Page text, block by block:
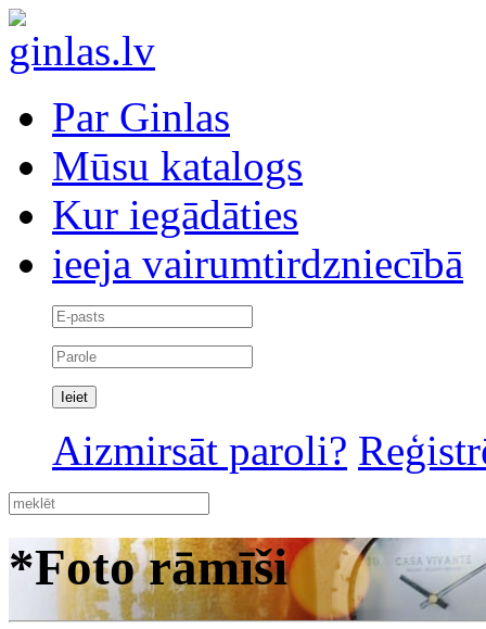
Par Ginlas
Mūsu katalogs
Kur iegādāties
ieeja vairumtirdzniecībā
Aizmirsāt paroli?
*Foto rāmīši